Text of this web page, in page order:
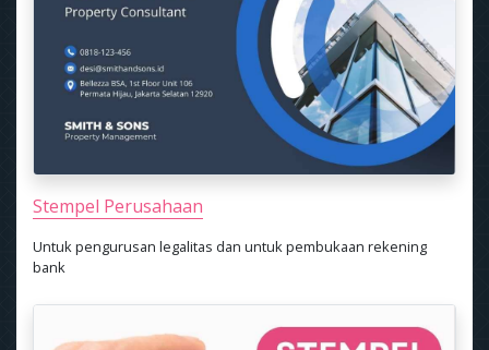
Stempel Perusahaan
Untuk pengurusan legalitas dan untuk pembukaan rekening
bank